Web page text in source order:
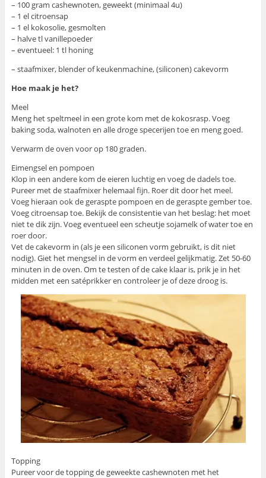
– 100 gram cashewnoten, geweekt (minimaal 4u)
– 1 el citroensap
– 1 el kokosolie, gesmolten
– halve tl vanillepoeder
– eventueel: 1 tl honing
– staafmixer, blender of keukenmachine, (siliconen) cakevorm
Hoe maak je het?
Meel
Meng het speltmeel in een grote kom met de kokosrasp. Voeg
baking soda, walnoten en alle droge specerijen toe en meng goed.
Verwarm de oven voor op 180 graden.
Eimengsel en pompoen
Klop in een andere kom de eieren luchtig en voeg de dadels toe.
Pureer met de staafmixer helemaal fijn. Roer dit door het meel.
Voeg hieraan ook de geraspte pompoen en de geraspte gember toe.
Voeg citroensap toe. Bekijk de consistentie van het beslag: het moet
niet te dik zijn. Voeg eventueel een scheutje sojamelk of water toe en
roer door.
Vet de cakevorm in (als je een siliconen vorm gebruikt, is dit niet
nodig). Giet het mengsel in de vorm en verdeel gelijkmatig. Zet 50-60
minuten in de oven. Om te testen of de cake klaar is, prik je in het
midden met een satéprikker en controleer je of deze droog is.
Topping
Pureer voor de topping de geweekte cashewnoten met het